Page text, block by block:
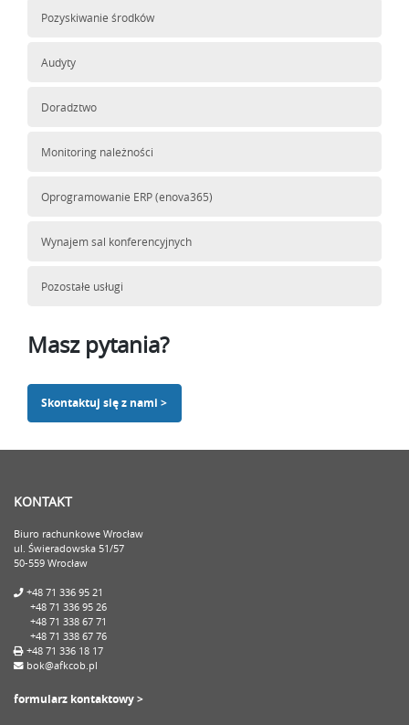
Pozyskiwanie środków
Audyty
Doradztwo
Monitoring należności
Oprogramowanie ERP (enova365)
Wynajem sal konferencyjnych
Pozostałe usługi
Masz pytania?
Skontaktuj się z nami >
KONTAKT
Biuro rachunkowe Wrocław
ul. Świeradowska 51/57
50-559 Wrocław
+48 71 336 95 21
+48 71 336 95 26
+48 71 338 67 71
+48 71 338 67 76
+48 71 336 18 17
bok@afkcob.pl
formularz kontaktowy >